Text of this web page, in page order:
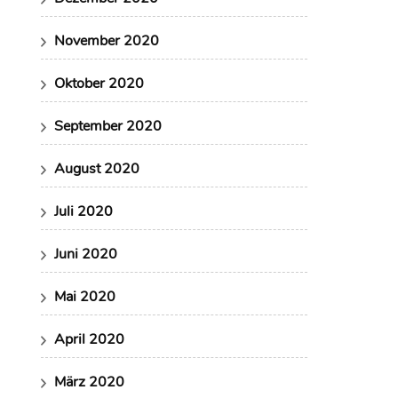
November 2020
Oktober 2020
September 2020
August 2020
Juli 2020
Juni 2020
Mai 2020
April 2020
März 2020